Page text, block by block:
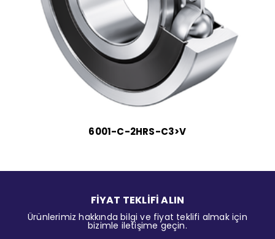
6001-C-2HRS-C3>V
FİYAT TEKLİFİ ALIN
Ürünlerimiz hakkında bilgi ve fiyat teklifi almak için
bizimle iletişime geçin.